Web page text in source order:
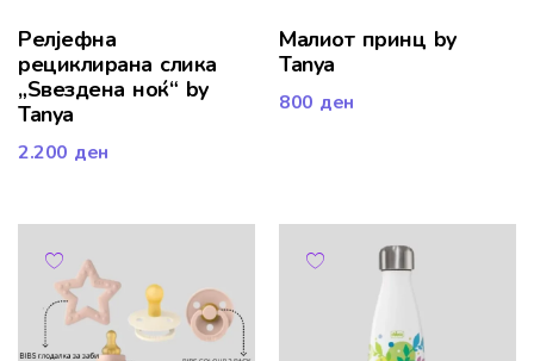
Релјефна
рециклирана слика
„Ѕвездена ноќ“ by
Tanya
2.200 ден
Малиот принц by
Tanya
800 ден